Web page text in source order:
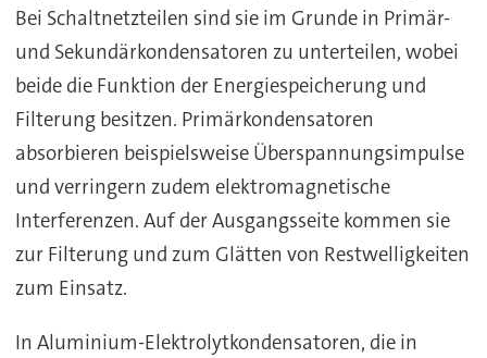
Bei Schaltnetzteilen sind sie im Grunde in Primär-
und Sekundärkondensatoren zu unterteilen, wobei
beide die Funktion der Energiespeicherung und
Filterung besitzen. Primärkondensatoren
absorbieren beispielsweise Überspannungsimpulse
und verringern zudem elektromagnetische
Interferenzen. Auf der Ausgangsseite kommen sie
zur Filterung und zum Glätten von Restwelligkeiten
zum Einsatz.
In Aluminium-Elektrolytkondensatoren, die in